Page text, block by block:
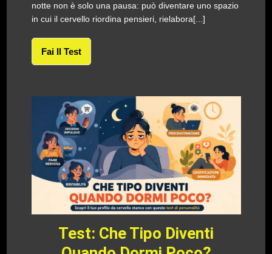
notte non è solo una pausa: può diventare uno spazio
in cui il cervello riordina pensieri, rielabora[...]
Fai Il Test
Test: Che Tipo Diventi